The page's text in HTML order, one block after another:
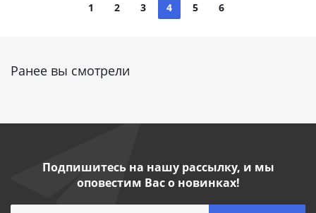
1 2 3 4 5 6
Ранее вы смотрели
Подпишитесь на нашу рассылку, и мы
оповестим Вас о новинках!